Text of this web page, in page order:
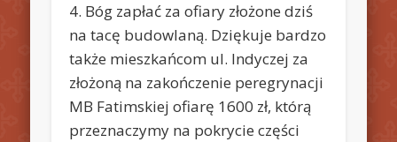
4. Bóg zapłać za ofiary złożone dziś
na tacę budowlaną. Dziękuje bardzo
także mieszkańcom ul. Indyczej za
złożoną na zakończenie peregrynacji
MB Fatimskiej ofiarę 1600 zł, którą
przeznaczymy na pokrycie części